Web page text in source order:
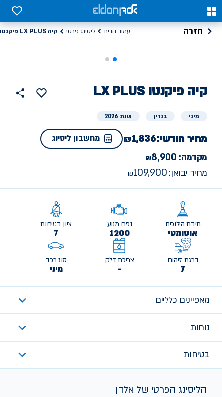
0
0
חזרה עמוד הבית ליסינג פרטי קיה LX PLUS פיקנטו
ליסינג
קיה LX PLUS פיקנטו
הוסף
למועדפים
מיני בנזין שנת 2026
מחיר חודשי:1,836 מחשבון ליסינג
מקדמה: 8,900
מחיר יבואן: 109,900
תיבת הילוכים
אוטומטי
נפח מנוע
1200
ציון בטיחות
7
דרגת זיהום
7
צריכת דלק
-
סוג רכב
מיני
מאפיינים כלליים
נוחות
בטיחות
הליסינג הפרטי של אלדן